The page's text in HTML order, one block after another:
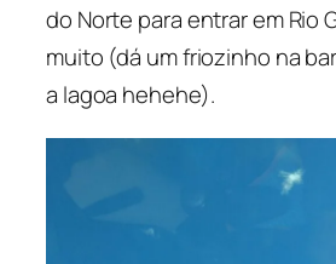
do Norte para entrar em Rio
muito (dá um friozinho na
a lagoa hehehe).